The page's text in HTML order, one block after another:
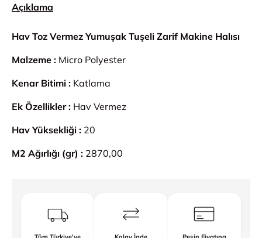
Açıklama
Hav Toz Vermez Yumuşak Tuşeli Zarif Makine Halısı
Malzeme : Micro Polyester
Kenar Bitimi : Katlama
Ek Özellikler : Hav Vermez
Hav Yüksekliği : 20
M2 Ağırlığı (gr) : 2870,00